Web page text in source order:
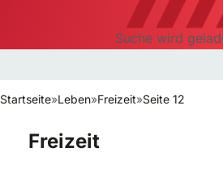
Suche wird
Startseite»Leben»Freizeit»Seite 12
Freizeit